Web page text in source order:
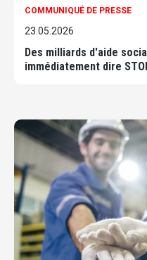
COMMUNIQUÉ DE PRESSE
23.05.2026
Des milliards d'aide
immédiatement dire